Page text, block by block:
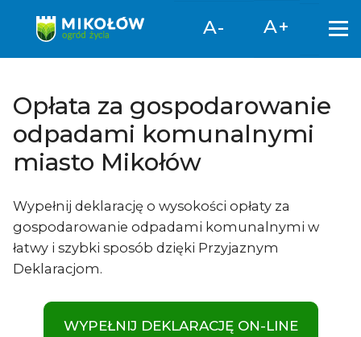
A- A+
Opłata za gospodarowanie
odpadami komunalnymi
miasto Mikołów
Wypełnij deklarację o wysokości opłaty za
gospodarowanie odpadami komunalnymi w
łatwy i szybki sposób dzięki Przyjaznym
Deklaracjom.
WYPEŁNIJ DEKLARACJĘ ON-LINE